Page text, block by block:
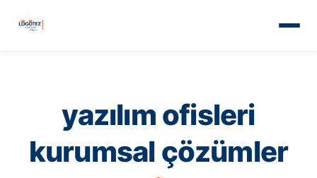
yazılım ofisleri
kurumsal çözümler